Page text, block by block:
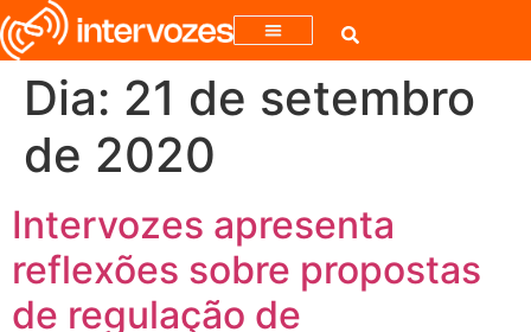
Dia: 21 de setembro
de 2020
Intervozes apresenta
reflexões sobre propostas
de regulação de